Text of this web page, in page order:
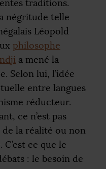
traditions.
négritude telle
Léopold
philosophe
a mené la
Selon lui, l’idée
entre langues
réducteur.
ce n’est pas
la réalité ou non
ce que le
: le besoin de